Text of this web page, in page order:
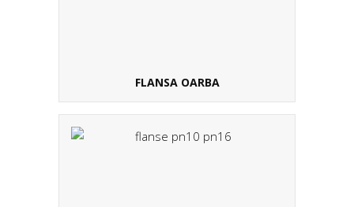
FLANSA OARBA